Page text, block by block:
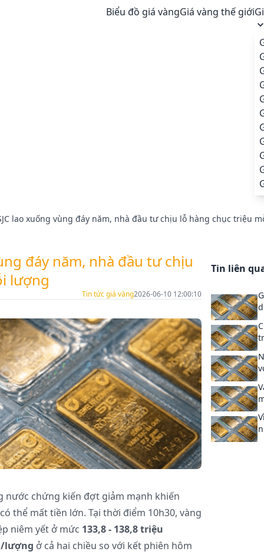
Biểu đồ giá vàngGiá vàng thế giới
lao xuống vùng đáy năm, nhà đầu tư chịu lỗ hàng chục triệu
đáy năm, nhà đầu tư chịu
lượng
Tin tức giá vàng2026-06-10 12:00:10
nước chứng kiến đợt giảm mạnh khiến
thể mất tiền lớn. Tại thời điểm 10h30, vàng
niêm yết ở mức 133,8 - 138,8 triệu
lượng ở cả hai chiều so với kết phiên hôm
Tin liên